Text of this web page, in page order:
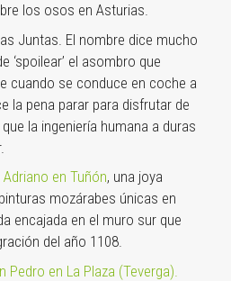
los osos en Asturias.
Juntas. El nombre dice mucho
‘spoilear’ el asombro que
cuando se conduce en coche a
la pena parar para disfrutar de
la ingeniería humana a duras
en Tuñón, una joya
mozárabes únicas en
encajada en el muro sur que
del año 1108.
Pedro en La Plaza (Teverga).